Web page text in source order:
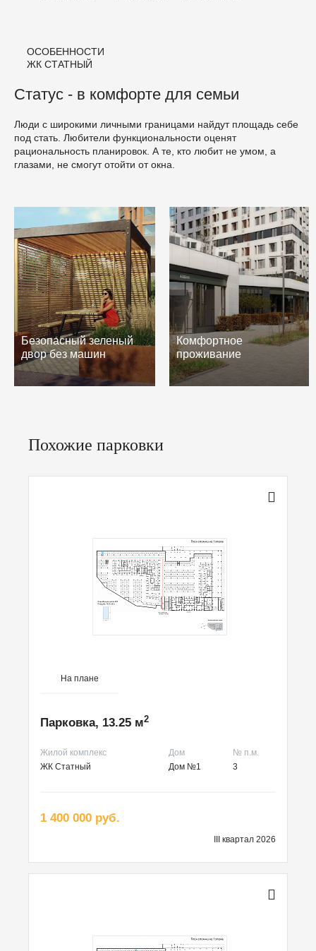
ОСОБЕННОСТИ
ЖК СТАТНЫЙ
Статус - в комфорте для семьи
Люди с широкими личными границами найдут площадь себе
под стать. Любители функциональности оценят
рациональность планировок. А те, кто любит не умом, а
глазами, не смогут отойти от окна.
Безопасный зеленый
двор без машин
Комфортное
проживание
Похожие парковки
На плане
Парковка, 13.25 м2
Жилой комплекс Дом
№ п.м.
ЖК Статный
Дом №1 3
1 400 000 руб.
III квартал 2026